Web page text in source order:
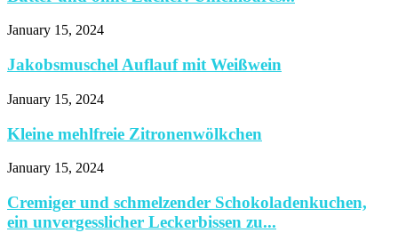
January 15, 2024
Jakobsmuschel Auflauf mit Weißwein
January 15, 2024
Kleine mehlfreie Zitronenwölkchen
January 15, 2024
Cremiger und schmelzender Schokoladenkuchen,
ein unvergesslicher Leckerbissen zu...